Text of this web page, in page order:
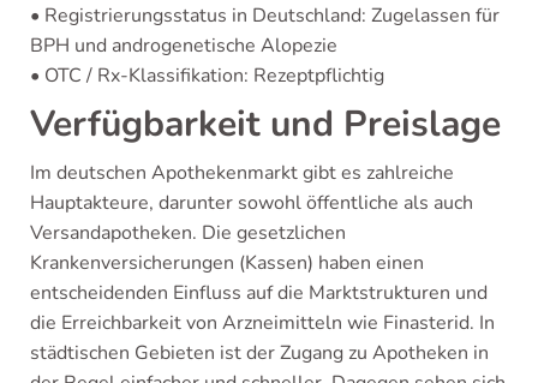
• Registrierungsstatus in Deutschland: Zugelassen für
BPH und androgenetische Alopezie
• OTC / Rx-Klassifikation: Rezeptpflichtig
Verfügbarkeit und Preislage
Im deutschen Apothekenmarkt gibt es zahlreiche
Hauptakteure, darunter sowohl öffentliche als auch
Versandapotheken. Die gesetzlichen
Krankenversicherungen (Kassen) haben einen
entscheidenden Einfluss auf die Marktstrukturen und
die Erreichbarkeit von Arzneimitteln wie Finasterid. In
städtischen Gebieten ist der Zugang zu Apotheken in